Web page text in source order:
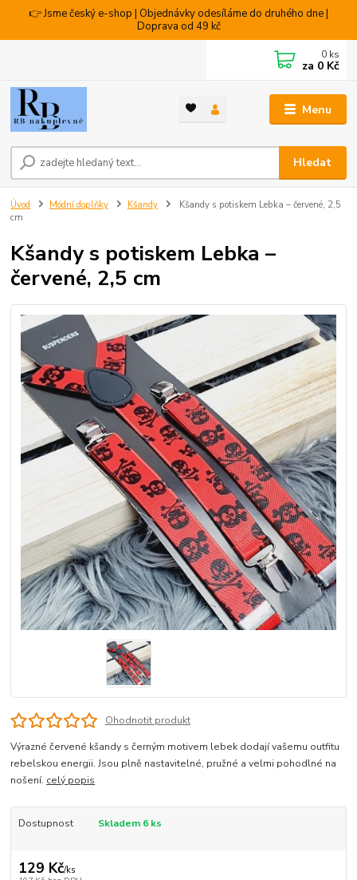
👉 Jsme český e-shop | Objednávky odesíláme do druhého dne |
Doprava od 49 kč
Menu
Hledat
0 ks
za 0 Kč
Úvod Módní doplňky Kšandy
Kšandy s potiskem Lebka – červené, 2,5
cm
Kšandy s potiskem Lebka –
červené, 2,5 cm
Ohodnotit produkt
Výrazné červené kšandy s černým motivem lebek dodají vašemu outfitu
rebelskou energii. Jsou plně nastavitelné, pružné a velmi pohodlné na
nošení. celý popis
Dostupnost Skladem 6 ks
129 Kč/ks